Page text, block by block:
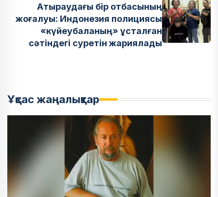
Атыраудағы бір отбасының
жоғалуы: Индонезия полициясы
«күйеубаланың» ұсталған
сәтіндегі суретін жариялады
Ұқсас жаңалықтар